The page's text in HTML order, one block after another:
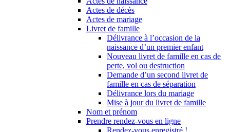
Actes de décès
Actes de mariage
Livret de famille
Délivrance à l’occasion de la
naissance d’un premier enfant
Nouveau livret de famille en cas de
perte, vol ou destruction
Demande d’un second livret de
famille en cas de séparation
Délivrance lors du mariage
Mise à jour du livret de famille
Nom et prénom
Prendre rendez-vous en ligne